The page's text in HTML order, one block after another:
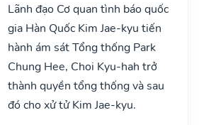
Lãnh đạo Cơ quan tình báo quốc
gia Hàn Quốc Kim Jae-kyu tiến
hành ám sát Tổng thống Park
Chung Hee, Choi Kyu-hah trở
thành quyền tổng thống và sau
đó cho xử tử Kim Jae-kyu.